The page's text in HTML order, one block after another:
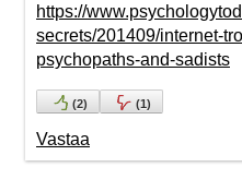
https://
secrets/201409/internet-
psychopaths-and-sadists
(2) (1)
Vastaa